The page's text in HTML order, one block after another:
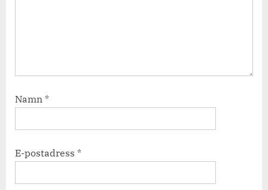
Namn *
E-postadress *